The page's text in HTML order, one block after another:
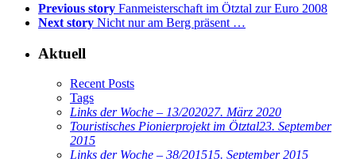
Previous story Fanmeisterschaft im Ötztal zur Euro 2008
Next story Nicht nur am Berg präsent …
Aktuell
Recent Posts
Tags
Links der Woche – 13/202027. März 2020
Touristisches Pionierprojekt im Ötztal23. September
2015
Links der Woche – 38/201515. September 2015